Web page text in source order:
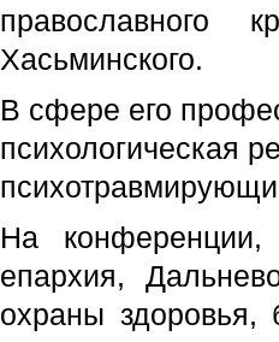
православного
Хасьминского.
В сфере его
психологическая
На конференции,
епархия,
охраны здоровья,